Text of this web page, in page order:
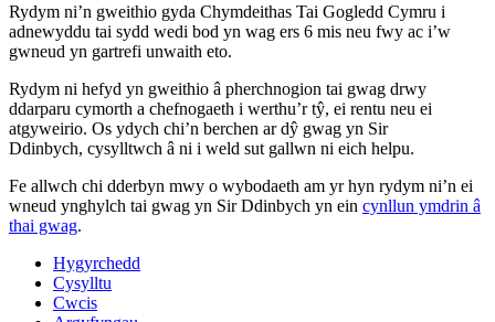
Rydym ni’n gweithio gyda Chymdeithas Tai Gogledd Cymru i
adnewyddu tai sydd wedi bod yn wag ers 6 mis neu fwy ac i’w
gwneud yn gartrefi unwaith eto.
Rydym ni hefyd yn gweithio â pherchnogion tai gwag drwy
ddarparu cymorth a chefnogaeth i werthu’r tŷ, ei rentu neu ei
atgyweirio. Os ydych chi’n berchen ar dŷ gwag yn Sir
Ddinbych, cysylltwch â ni i weld sut gallwn ni eich helpu.
Fe allwch chi dderbyn mwy o wybodaeth am yr hyn rydym ni’n ei
wneud ynghylch tai gwag yn Sir Ddinbych yn ein cynllun ymdrin â
thai gwag.
Hygyrchedd
Cysylltu
Cwcis